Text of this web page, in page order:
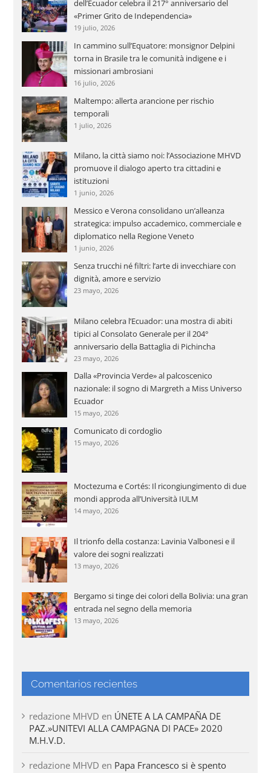
dell’Ecuador celebra il 217° anniversario del
«Primer Grito de Independencia»
19 julio, 2026
In cammino sull’Equatore: monsignor Delpini
torna in Brasile tra le comunità indigene e i
missionari ambrosiani
16 julio, 2026
Maltempo: allerta arancione per rischio
temporali
1 julio, 2026
Milano, la città siamo noi: l’Associazione MHVD
promuove il dialogo aperto tra cittadini e
istituzioni
1 junio, 2026
Messico e Verona consolidano un’alleanza
strategica: impulso accademico, commerciale e
diplomatico nella Regione Veneto
1 junio, 2026
Senza trucchi né filtri: l’arte di invecchiare con
dignità, amore e servizio
23 mayo, 2026
Milano celebra l’Ecuador: una mostra di abiti
tipici al Consolato Generale per il 204°
anniversario della Battaglia di Pichincha
23 mayo, 2026
Dalla «Provincia Verde» al palcoscenico
nazionale: il sogno di Margreth a Miss Universo
Ecuador
15 mayo, 2026
Comunicato di cordoglio
15 mayo, 2026
Moctezuma e Cortés: Il ricongiungimento di due
mondi approda all’Università IULM
14 mayo, 2026
Il trionfo della costanza: Lavinia Valbonesi e il
valore dei sogni realizzati
13 mayo, 2026
Bergamo si tinge dei colori della Bolivia: una gran
entrada nel segno della memoria
13 mayo, 2026
Comentarios recientes
redazione MHVD en ÚNETE A LA CAMPAÑA DE
PAZ.»UNITEVI ALLA CAMPAGNA DI PACE» 2020
M.H.V.D.
redazione MHVD en Papa Francesco si è spento